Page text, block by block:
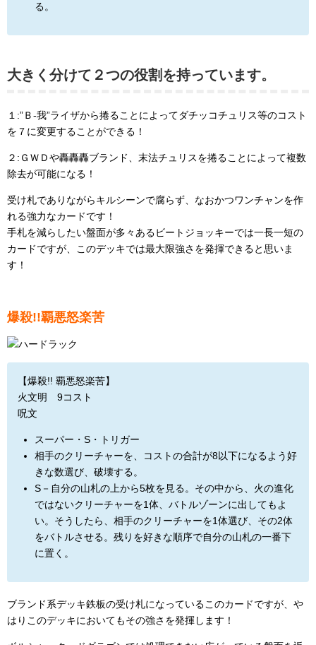
る。
大きく分けて２つの役割を持っています。
１:”Ｂ-我”ライザから捲ることによってダチッコチュリス等のコスト
を７に変更することができる！
２:ＧＷＤや轟轟轟ブランド、末法チュリスを捲ることによって複数
除去が可能になる！
受け札でありながらキルシーンで腐らず、なおかつワンチャンを作
れる強力なカードです！
手札を減らしたい盤面が多々あるビートジョッキーでは一長一短の
カードですが、このデッキでは最大限強さを発揮できると思いま
す！
爆殺!!覇悪怒楽苦
【爆殺!! 覇悪怒楽苦】
火文明 9コスト
呪文
スーパー・S・トリガー
相手のクリーチャーを、コストの合計が8以下になるよう好
きな数選び、破壊する。
S－自分の山札の上から5枚を見る。その中から、火の進化
ではないクリーチャーを1体、バトルゾーンに出してもよ
い。そうしたら、相手のクリーチャーを1体選び、その2体
をバトルさせる。残りを好きな順序で自分の山札の一番下
に置く。
ブランド系デッキ鉄板の受け札になっているこのカードですが、や
はりこのデッキにおいてもその強さを発揮します！